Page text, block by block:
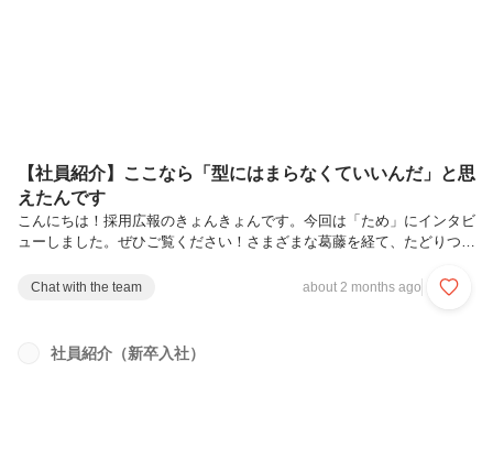
【社員紹介】ここなら「型にはまらなくていいんだ」と思
えたんです
こんにちは！採用広報のきょんきょんです。今回は「ため」にインタビ
ューしました。ぜひご覧ください！さまざまな葛藤を経て、たどりつい
お願いできますかよろしくお願いします！2025年４月に新卒で入社し
は学生時代のことから聞かせていただけますか？一言で言えば扱いづら
い子だったと思います。幼稚園児なのに「えこひいき」という言葉を知
Chat with the team about 2 months ago
社員紹介（新卒入社）